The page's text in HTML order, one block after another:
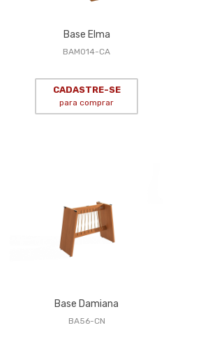
Base Elma
BAM014-CA
CADASTRE-SE
para comprar
Base Damiana
BA56-CN